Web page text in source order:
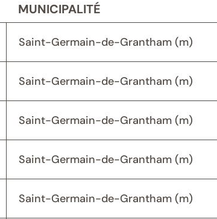
MUNICIPALITÉ
Saint-Germain-de-Grantham (m)
Saint-Germain-de-Grantham (m)
Saint-Germain-de-Grantham (m)
Saint-Germain-de-Grantham (m)
Saint-Germain-de-Grantham (m)